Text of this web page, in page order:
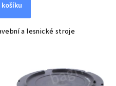
košíku
a lesnické stroje